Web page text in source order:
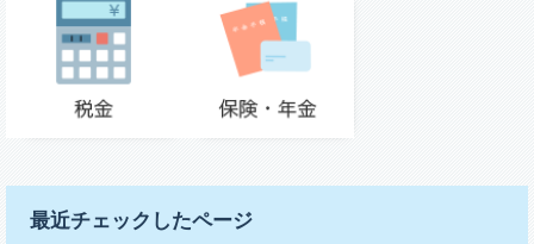
最近チェックしたページ